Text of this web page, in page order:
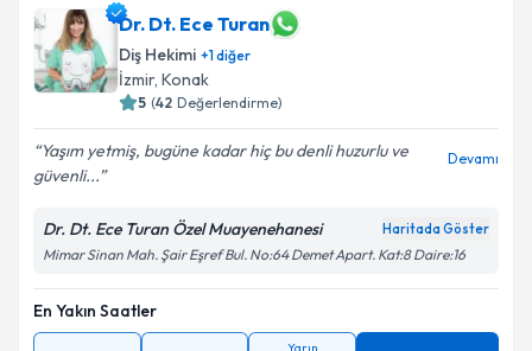
Dr. Dt. Ece Turan
Diş Hekimi +1diğer
İzmir, Konak
5 (42 Değerlendirme)
Yaşım yetmiş, bugüne kadar hiç bu denli huzurlu ve
güvenli...
Devamı
Dr. Dt. Ece Turan Özel Muayenehanesi Haritada Göster
Mimar Sinan Mah. Şair Eşref Bul. No:64 Demet Apart. Kat:8 Daire:16
En Yakın Saatler